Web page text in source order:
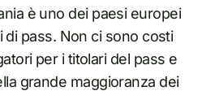
è uno dei paesi europei
di pass. Non ci sono costi
per i titolari del pass e
grande maggioranza dei